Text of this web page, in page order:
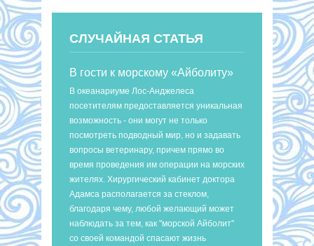
СЛУЧАЙНАЯ СТАТЬЯ
В гости к морскому «Айболиту»
В океанариуме Лос-Анджелеса
посетителям предоставляется уникальная
возможность - они могут не только
посмотреть подводный мир, но и задавать
вопросы ветеринару, причем прямо во
время проведения им операции на морских
жителях. Хирургический кабинет доктора
Адамса располагается за стеклом,
благодаря чему, любой желающий может
наблюдать за тем, как "морской Айболит"
со своей командой спасают жизнь